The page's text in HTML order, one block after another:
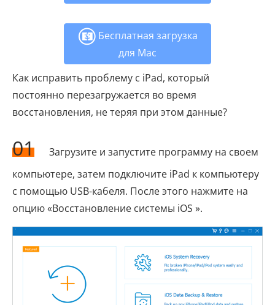
Бесплатная загрузка
для Mac
Как исправить проблему с iPad, который
постоянно перезагружается во время
восстановления, не теряя при этом данные?
01
Загрузите и запустите программу на своем
компьютере, затем подключите iPad к компьютеру
с помощью USB-кабеля. После этого нажмите на
опцию «Восстановление системы iOS ».